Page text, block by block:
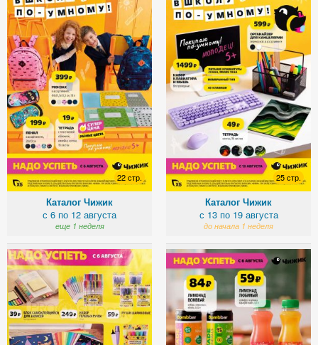
22 стр.
Каталог Чижик
с 6 по 12 августа
еще 1 неделя
25 стр.
Каталог Чижик
с 13 по 19 августа
до начала 1 неделя